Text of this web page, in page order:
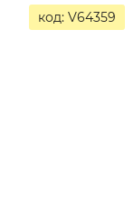
код: V64359